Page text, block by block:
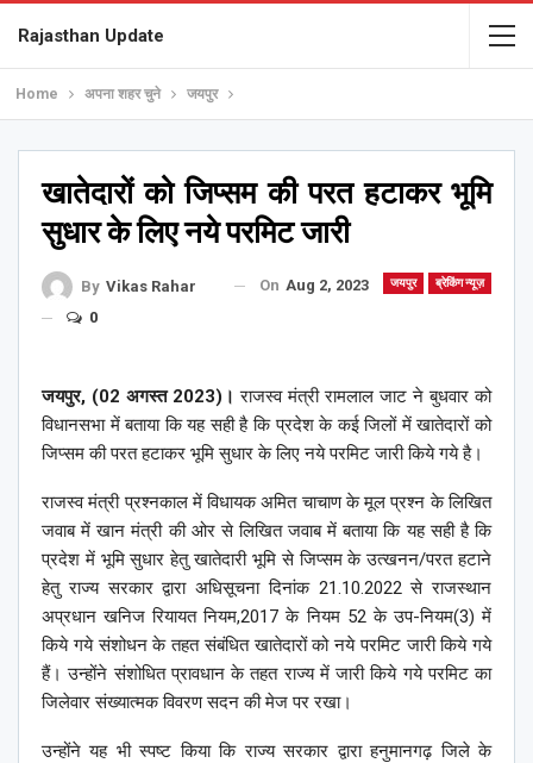
Rajasthan Update
Home अपना शहर चुने जयपुर
खातेदारों को जिप्सम की परत हटाकर भूमि
सुधार के लिए नये परमिट जारी
जयपुर ब्रेकिंग न्यूज़
By Vikas Rahar On Aug 2, 2023
0
जयपुर, (02 अगस्त 2023)।राजस्व मंत्री रामलाल जाट ने बुधवार को
विधानसभा में बताया कि यह सही है कि प्रदेश के कई जिलों में खातेदारों को
जिप्सम की परत हटाकर भूमि सुधार के लिए नये परमिट जारी किये गये है।
राजस्व मंत्री प्रश्नकाल में विधायक अमित चाचाण के मूल प्रश्न के लिखित
जवाब में खान मंत्री की ओर से लिखित जवाब में बताया कि यह सही है कि
प्रदेश में भूमि सुधार हेतु खातेदारी भूमि से जिप्सम के उत्खनन/परत हटाने
हेतु राज्य सरकार द्वारा अधिसूचना दिनांक 21.10.2022 से राजस्थान
अप्रधान खनिज रियायत नियम,2017 के नियम 52 के उप-नियम(3) में
किये गये संशोधन के तहत संबंधित खातेदारों को नये परमिट जारी किये गये
हैं। उन्होंने संशोधित प्रावधान के तहत राज्य में जारी किये गये परमिट का
जिलेवार संख्यात्मक विवरण सदन की मेज पर रखा।
उन्होंने यह भी स्पष्ट किया कि राज्य सरकार द्वारा हनुमानगढ़ जिले के